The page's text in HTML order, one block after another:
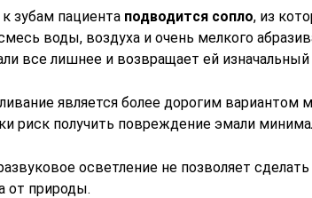
зубам пациента подводится сопло, из
воды, воздуха и очень мелкого
все лишнее и возвращает ей изначальный
является более дорогим вариантом
риск получить повреждение эмали
осветление не позволяет
от природы.